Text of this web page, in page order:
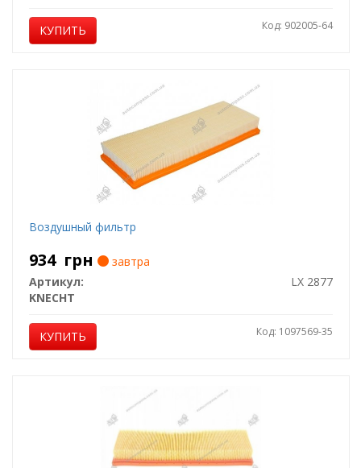
КУПИТЬ Код: 902005-64
Воздушный фильтр
934 грн
завтра
Артикул:
LX 2877
KNECHT
КУПИТЬ Код: 1097569-35